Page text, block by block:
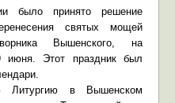
было принято решение
святых мощей
Вышенского, на
июня. Этот праздник был
Литургию в Вышенском